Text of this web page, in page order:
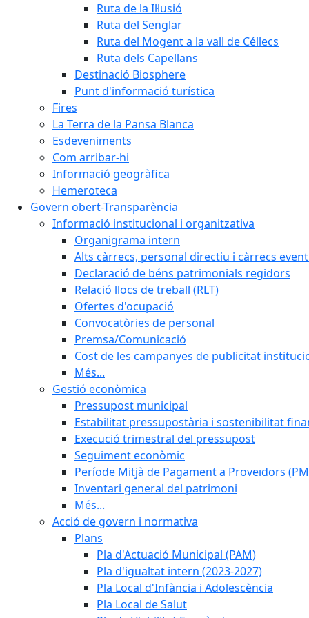
Ruta de la Il·lusió
Ruta del Senglar
Ruta del Mogent a la vall de Céllecs
Ruta dels Capellans
Destinació Biosphere
Punt d'informació turística
Fires
La Terra de la Pansa Blanca
Esdeveniments
Com arribar-hi
Informació geogràfica
Hemeroteca
Govern obert-Transparència
Informació institucional i organitzativa
Organigrama intern
Alts càrrecs, personal directiu i càrrecs
Declaració de béns patrimonials regidors
Relació llocs de treball (RLT)
Ofertes d'ocupació
Convocatòries de personal
Premsa/Comunicació
Cost de les campanyes de publicitat
Més...
Gestió econòmica
Pressupost municipal
Estabilitat pressupostària i sostenibilitat
Execució trimestral del pressupost
Seguiment econòmic
Període Mitjà de Pagament a Proveïdors
Inventari general del patrimoni
Més...
Acció de govern i normativa
Plans
Pla d'Actuació Municipal (PAM)
Pla d'igualtat intern (2023-2027)
Pla Local d'Infància i Adolescència
Pla Local de Salut